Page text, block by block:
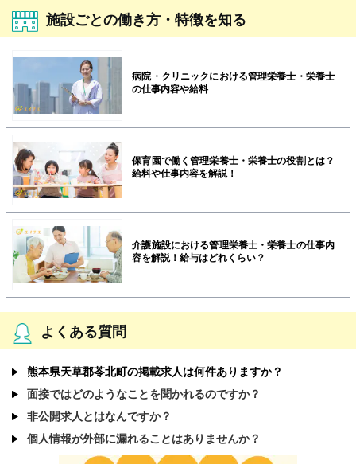
施設ごとの働き方・特徴を知る
病院・クリニックにおける管理栄養士・栄養士
の仕事内容や給料
保育園で働く管理栄養士・栄養士の役割とは？
給料や仕事内容を解説！
介護施設における管理栄養士・栄養士の仕事内
容を解説！給与はどれくらい？
よくある質問
熊本県天草郡苓北町の掲載求人は何件ありますか？
面接ではどのようなことを聞かれるのですか？
非公開求人とはなんですか？
個人情報が外部に漏れることはありませんか？